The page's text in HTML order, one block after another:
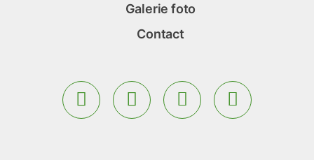
Galerie foto
Contact